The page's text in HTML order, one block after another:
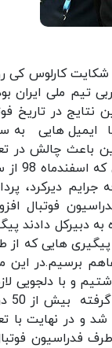
شکایت کارلوس کی
که کی روش سرمربی تیم ملی ایران
در تاریخ
ایمیل هایی به
باعث چالش در
های قبلی شده و رنجش ایشان را در پی داشت.در نهایت این فرآیند
200 هزار یورو،به اضافه جرایم دیرکرد،
فوتبال
دبیرکل دادند
هایی که از
برسیم.در این
و با دلجویی لازم
ایشان،سو تفاهمات برطرف شد. نبی خاطرنشان کرد: با
و در نهایت با
فدراسیون فوتبال